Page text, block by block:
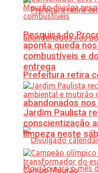
Prefeitura retira
abandonados
Pesquisa do
aponta queda
combustíveis e
entrega
Jardim Paulista
conscientização
limpeza neste